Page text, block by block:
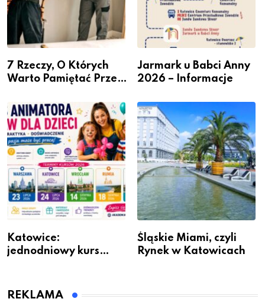
7 Rzeczy, O Których
Warto Pamiętać Przed
Jarmark u Babci Anny
2026 – Informacje
Katowice:
jednodniowy kurs
dzieci
Śląskie Miami, czyli
Rynek w Katowicach
REKLAMA